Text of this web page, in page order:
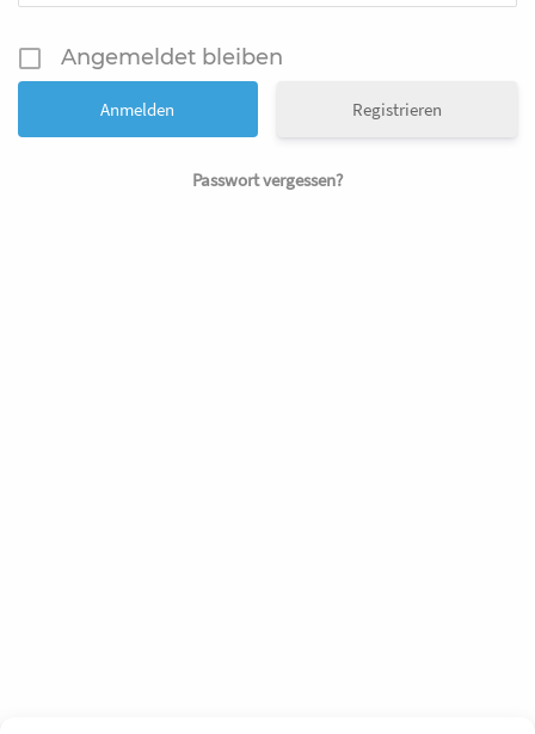
Angemeldet bleiben
Registrieren
Passwort vergessen?